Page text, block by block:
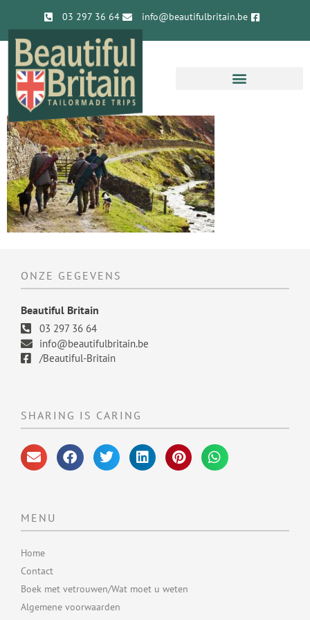
03 297 36 64 info@beautifulbritain.be
ONZE GEGEVENS
Beautiful Britain
03 297 36 64
info@beautifulbritain.be
/Beautiful-Britain
SHARING IS CARING
MENU
Home
Contact
Boek met vetrouwen/Wat moet u weten
Algemene voorwaarden